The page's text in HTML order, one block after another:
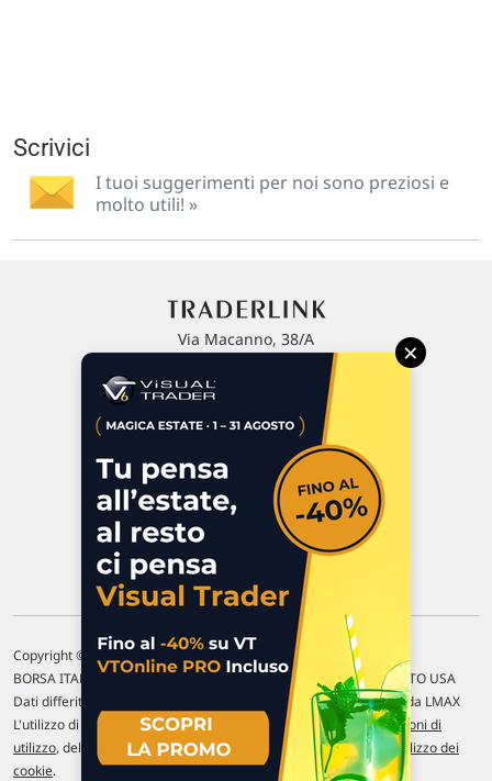
Scrivici
I tuoi suggerimenti per noi sono preziosi e
molto utili! »
Via Macanno, 38/A
P.IVA 02 452 460 401
Commenti e segnalazioni
Contattaci
Copyright © 1996-2026 Traderlink Italia s.r.l.
BORSA ITALIANA Quotazioni di borsa differite di 15 min. / MERCATO USA
Dati differiti di 15 min. (fonte Intrinio) / FOREX Quotazioni fornite da LMAX
L'utilizzo di questo sito implica l'accettazione delle nostre Condizioni di
utilizzo, del Disclaimer MAR, dellePolitiche sulla privacye dell' Utilizzo dei
cookie.
×